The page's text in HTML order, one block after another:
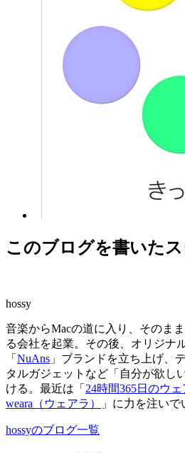
このブログを書いた
hossy
音楽からMacの道に入り、そのま
る会社を起業。その後、オリジナ
「 NuAns 」ブランドを立ち上げ、
タルガジェットなど「自分が欲し
ける。最近は「 24時間365日のウ
weara（ウェアラ）
」に力を注いで
hossyのブログ一覧